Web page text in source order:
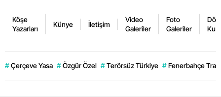
Köşe
Yazarları
Künye İletişim
Video
Galeriler
Foto
Galeriler
# Çerçeve Yasa # Özgür Özel # Terörsüz Türkiye # Fenerbahçe